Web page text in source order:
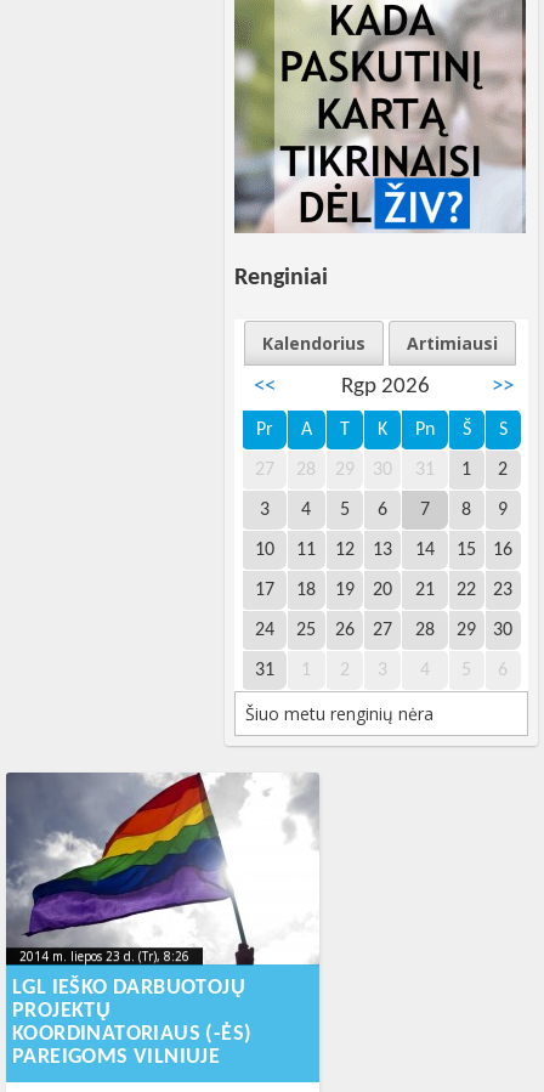
Renginiai
Kalendorius
Artimiausi
<<
Rgp 2026 >>
Pr A T K Pn Š S
27 28 29 30 31 1 2
3 4 5 6 7 8 9
10 11 12 13 14 15 16
17 18 19 20 21 22 23
24 25 26 27 28 29 30
31 1 2 3 4 5 6
Šiuo metu renginių nėra
2014 m. liepos 23 d. (Tr), 8:26
2014-08-25T14:22:56+00:00
2014 m. liepos 23 d. (Tr), 8:26
2014-08-
25T14:22:56+00:00
LGL IEŠKO DARBUOTOJŲ
PROJEKTŲ
KOORDINATORIAUS (-ĖS)
PAREIGOMS VILNIUJE